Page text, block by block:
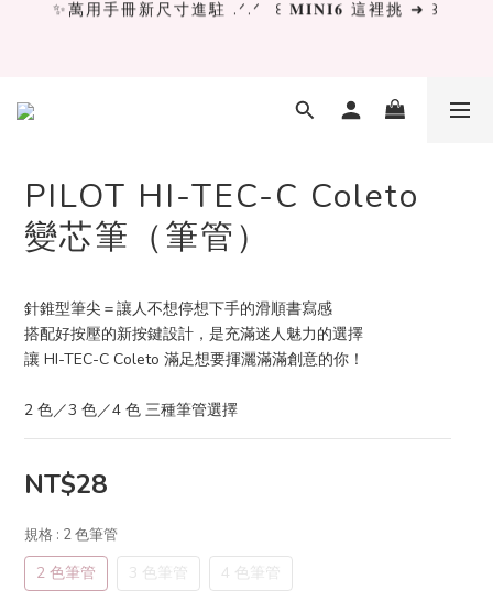
✨萬用手冊新尺寸進駐 .ᐟ.ᐟ  ꒰ 𝐌𝐈𝐍𝐈𝟔 這裡挑 ➜ ꒱
PILOT HI-TEC-C Coleto
變芯筆（筆管）
針錐型筆尖＝讓人不想停想下手的滑順書寫感
搭配好按壓的新按鍵設計，是充滿迷人魅力的選擇
讓 HI-TEC-C Coleto 滿足想要揮灑滿滿創意的你！
2 色／3 色／4 色 三種筆管選擇
NT$28
規格 : 2 色筆管
2 色筆管 3 色筆管 4 色筆管